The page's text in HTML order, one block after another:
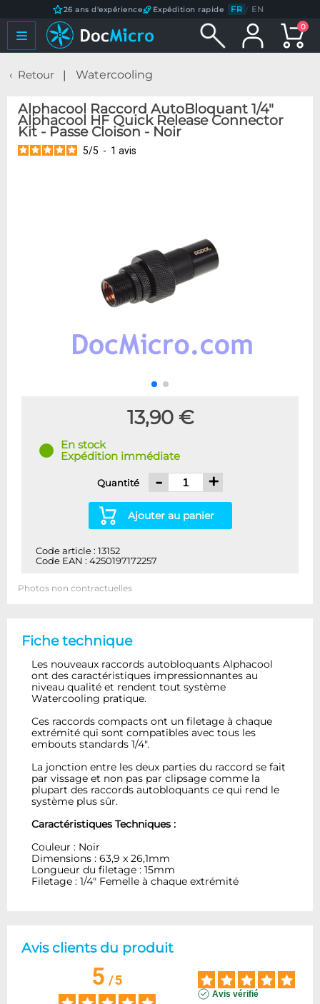
26 ans d'expérience Expédition rapide FR / EN
0
Retour Watercooling
Alphacool Raccord AutoBloquant 1/4"
Alphacool HF Quick Release Connector
Kit - Passe Cloison - Noir
5/5 - 1 avis
13,90 €
En stock
Expédition immédiate
Quantité - +
Ajouter au panier
Code article : 13152
Code EAN : 4250197172257
Photos non contractuelles
Fiche technique
Les nouveaux raccords autobloquants Alphacool
ont des caractéristiques impressionnantes au
niveau qualité et rendent tout système
Watercooling pratique.
Ces raccords compacts ont un filetage à chaque
extrémité qui sont compatibles avec tous les
embouts standards 1/4".
La jonction entre les deux parties du raccord se fait
par vissage et non pas par clipsage comme la
plupart des raccords autobloquants ce qui rend le
système plus sûr.
Caractéristiques Techniques :
Couleur : Noir
Dimensions : 63,9 x 26,1mm
Longueur du filetage : 15mm
Filetage : 1/4" Femelle à chaque extrémité
Avis clients du produit
5/5
Avis vérifié